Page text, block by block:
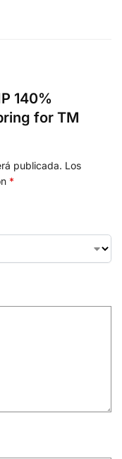
140%
for TM
publicada. Los
*